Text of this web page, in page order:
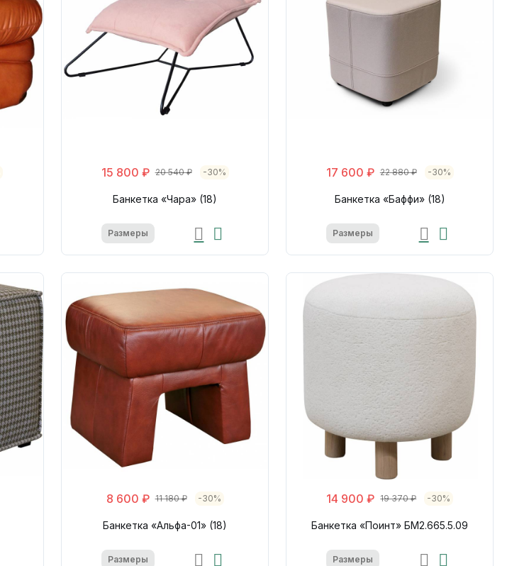
15 800 ₽ 20 540 ₽ -30%
Банкетка «Чара» (18)
Размеры
17 600 ₽ 22 880 ₽ -30%
Банкетка «Баффи» (18)
Размеры
8 600 ₽ 11 180 ₽ -30%
Банкетка «Альфа-01» (18)
Размеры
14 900 ₽ 19 370 ₽ -30%
Банкетка «Поинт» БМ2.665.5.09
Размеры